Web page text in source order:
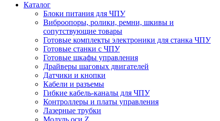
Каталог
Блоки питания для ЧПУ
Виброопоры, ролики, ремни, шкивы и
сопутствующие товары
Готовые комплекты электроники для станка ЧПУ
Готовые станки с ЧПУ
Готовые шкафы управления
Драйверы шаговых двигателей
Датчики и кнопки
Кабели и разъемы
Гибкие кабель-каналы для ЧПУ
Контроллеры и платы управления
Лазерные трубки
Модуль оси Z